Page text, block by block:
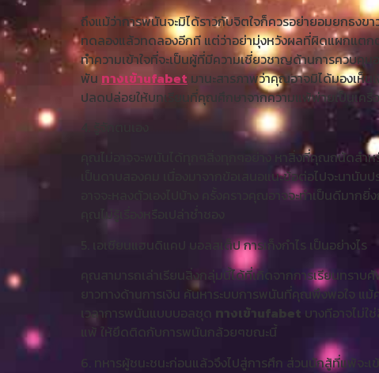
ถึงแม้ว่าการพนันจะมิได้ราวกับจิตใจก็ควรอย่ายอมยกธงข
ทดลองแล้วทดลองอีกที แต่ว่าอย่ามุ่งหวังผลที่ผิดแผกแต
ทำความเข้าใจที่จะเป็นผู้ที่มีความเชี่ยวชาญด้านการควบคุ
พัน ทางเข้าufabet มานะสารภาพว่าคุณอาจมิได้มองเห็
ปลดปล่อยให้บทเรียนที่คุณศึกษาจากความแพ้พ่ายเป็นเครื่
4. รู้จักตนเอง
คุณไม่อาจจะพนันได้ทุกๆสิ่งทุกๆอย่าง หาสิ่งที่คุณถนัดสำ
เป็นดาบสองคม เนื่องมาจากข้อเสนอแนะข้อต่อไปจะนา
อาจจะหลงตัวเองไปบ้าง ครั้งคราวคุณอาจจะทำเป็นดีม
5. เอเชียนแฮนดิแคป บอลสเต็ป การเก็งกำไร เป็นอย่างไร
คุณสามารถเล่าเรียนสิ่งกลุ่มนี้ได้ที่เกิดจากการเรียนทราบศั
ยาวทางด้านการเงิน ค้นหาระบบการพนันที่คุณพึงพอใจ แ
เวลาการพนันแบบบอลชุด ทางเข้าufabet บางทีอาจไม่
แพ้ ให้ยึดติดกับการพนันกล้วยๆขณะนี้
6. ทหารผู้ชนะชนะก่อนแล้วจึงไปสู่การศึก ส่วนนักสู้ที่แพ้จะ